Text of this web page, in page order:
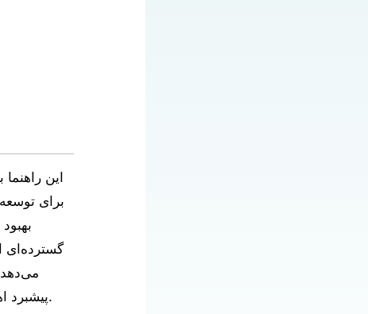
این
گسترده‌ای
پیشبرد اهداف و وضعیت برنامه‌های بهبود سیستم هماهنگی مراقبت آنها دارند، مطالعه کنند.